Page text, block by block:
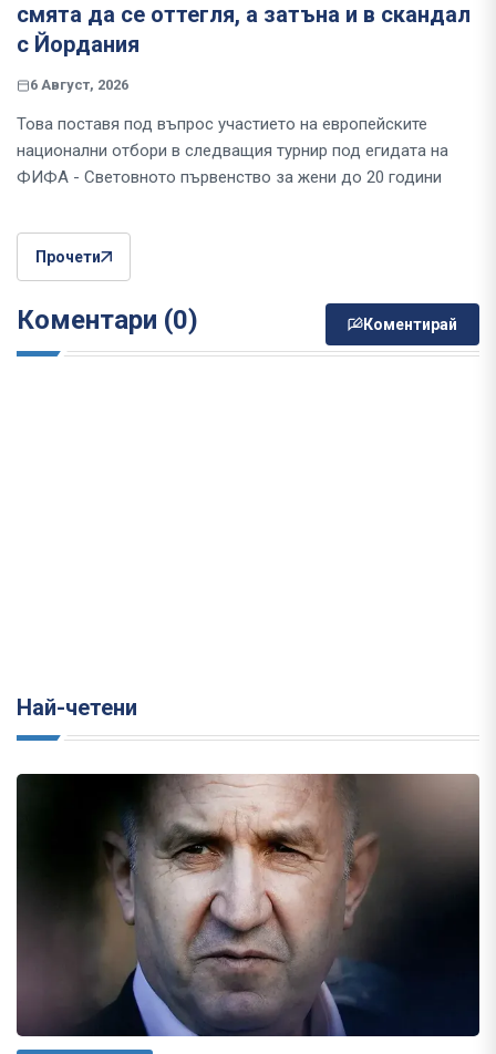
смята да се оттегля, а затъна и в скандал
с Йордания
6 Август, 2026
Това поставя под въпрос участието на европейските
национални отбори в следващия турнир под егидата на
ФИФА - Световното първенство за жени до 20 години
Прочети
Коментари (0) Коментирай
Най-четени